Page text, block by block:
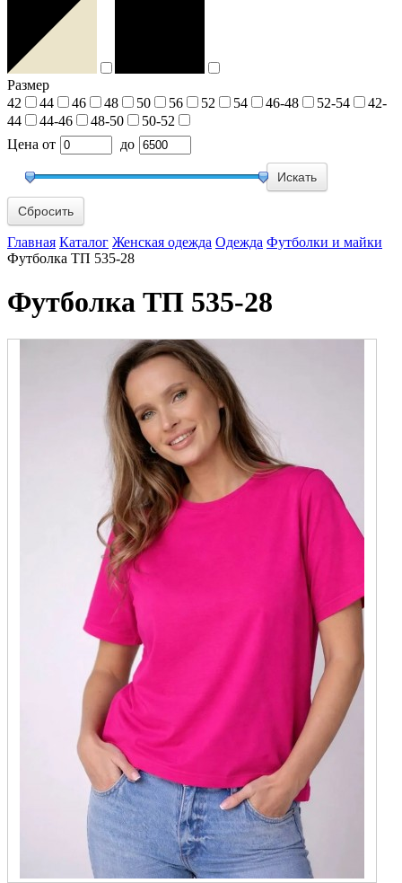
Размер
42
44 46 48 50 56 52 54 46-48 52-54
42-
44
44-46 48-50
50-52
Цена от до
Сбросить
Главная Каталог Женская одежда Одежда Футболки и майки
Футболка ТП 535-28
Футболка ТП 535-28